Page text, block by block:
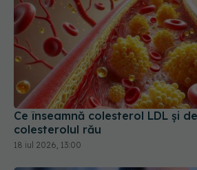
Ce înseamnă colesterol LDL și
colesterolul rău
18 iul 2026, 13:00